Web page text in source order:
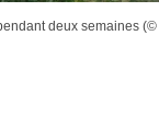
deux semaines